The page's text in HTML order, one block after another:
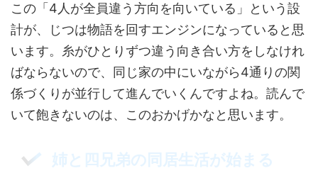
この「4人が全員違う方向を向いている」という設
計が、じつは物語を回すエンジンになっていると思
います。糸がひとりずつ違う向き合い方をしなけれ
ばならないので、同じ家の中にいながら4通りの関
係づくりが並行して進んでいくんですよね。読んで
いて飽きないのは、このおかげかなと思います。
姉と四兄弟の同居生活が始まる